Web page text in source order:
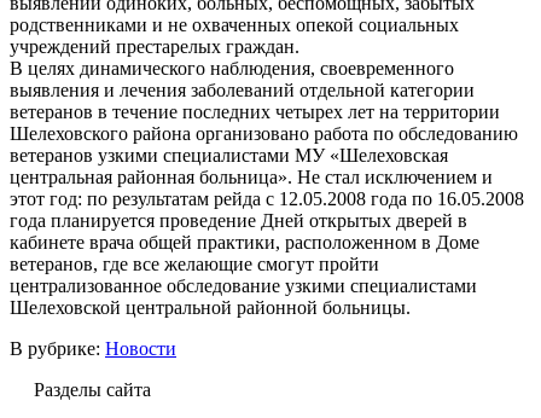
родственниками и не охваченных опекой социальных
учреждений престарелых граждан.
В целях динамического наблюдения, своевременного
выявления и лечения заболеваний отдельной категории
ветеранов в течение последних четырех лет на территории
Шелеховского района организовано работа по обследованию
ветеранов узкими специалистами МУ «Шелеховская
центральная районная больница». Не стал исключением и
этот год: по результатам рейда с 12.05.2008 года по 16.05.2008
года планируется проведение Дней открытых дверей в
кабинете врача общей практики, расположенном в Доме
ветеранов, где все желающие смогут пройти
централизованное обследование узкими специалистами
Шелеховской центральной районной больницы.
В рубрике: Новости
Разделы сайта